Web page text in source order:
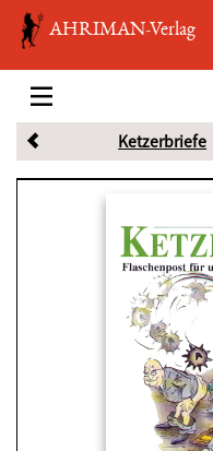
AHRIMAN-Verlag
Ketzerbriefe